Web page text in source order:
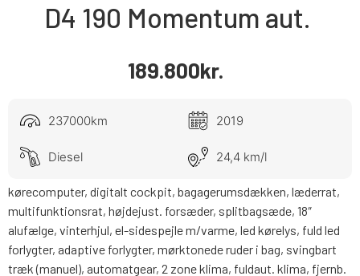
D4 190 Momentum aut.
189.800kr.
237000km 2019
Diesel 24,4 km/l
kørecomputer, digitalt cockpit, bagagerumsdækken, læderrat,
multifunktionsrat, højdejust. forsæder, splitbagsæde, 18″
alufælge, vinterhjul, el-sidespejle m/varme, led kørelys, fuld led
forlygter, adaptive forlygter, mørktonede ruder i bag, svingbart
træk (manuel), automatgear, 2 zone klima, fuldaut. klima, fjernb.